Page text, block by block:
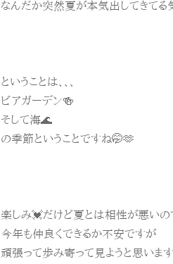
なんだか突然夏が本気出してきてる
ということは、、、
ビアガーデン🍻
そして海🌊
の季節ということですね🤭🫶
楽しみ💓だけど夏とは相性が悪いの
今年も仲良くできるか不安ですが
頑張って歩み寄って見ようと思います